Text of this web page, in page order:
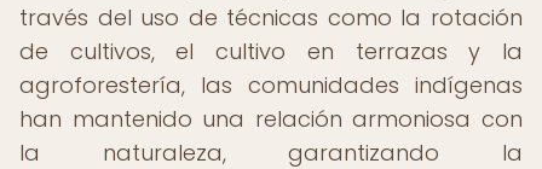
través del uso de técnicas como la rotación
de cultivos, el cultivo en terrazas y la
agroforestería, las comunidades indígenas
han mantenido una relación armoniosa con
la naturaleza, garantizando la